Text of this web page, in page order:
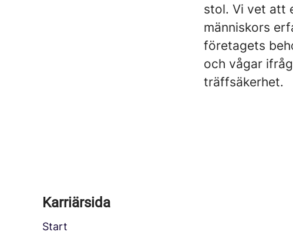
stol. Vi vet att
människors
företagets
och vågar
träffsäkerhet.
Karriärsida
Start